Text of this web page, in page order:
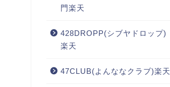
門楽天
428DROPP(シブヤドロップ)
楽天
47CLUB(よんななクラブ)楽天